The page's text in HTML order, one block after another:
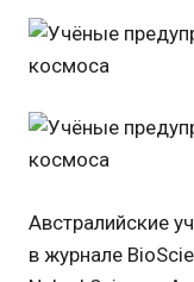
Австралийские
в журнале